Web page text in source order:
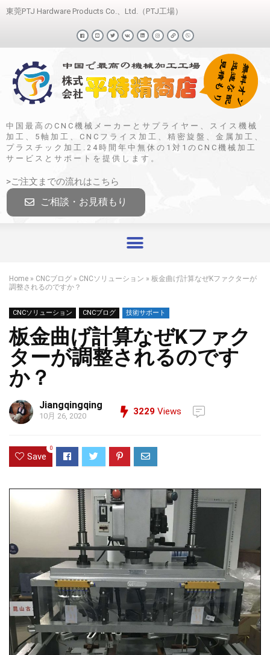
東莞PTJ Hardware Products Co.、Ltd.（PTJ工場）
中国最高のCNC機械メーカーとサプライヤー、スイス機械
加工、5軸加工、CNCフライス加工、精密旋盤、金属加工、
プラスチック加工.24時間年中無休の1対1のCNC機械加工
サービスとサポートを提供します。
>ご注文までの流れはこちら
ご相談・お見積もり
Home » CNCブログ » CNCソリューション » 板金曲げ計算なぜKファクターが
調整されるのですか？
CNCソリューション CNCブログ 技術サポート
板金曲げ計算なぜKファク
ターが調整されるのです
か？
Jiangqingqing
10月 26, 2020 3229 Views
Save
0